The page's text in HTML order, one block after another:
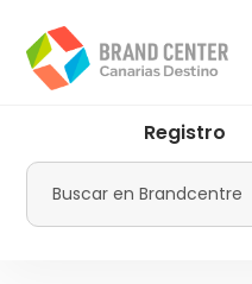
contenido
principal
menu
Promotur
Registro
Buscar